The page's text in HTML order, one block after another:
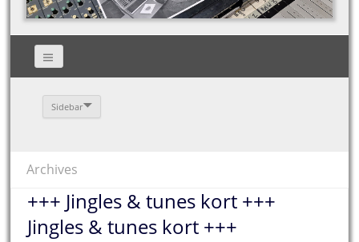
Sidebar
Archives
+++ Jingles & tunes kort +++
Jingles & tunes kort +++